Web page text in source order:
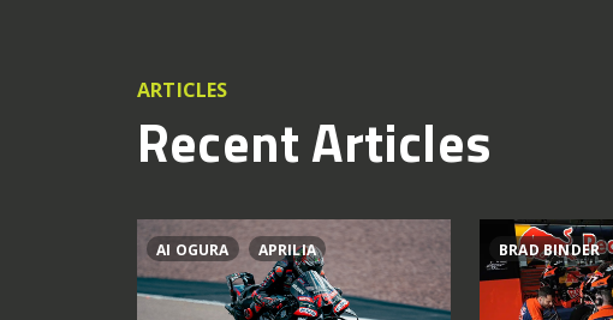
ARTICLES
Recent Articles
AI OGURA APRILIA BRAD BINDER